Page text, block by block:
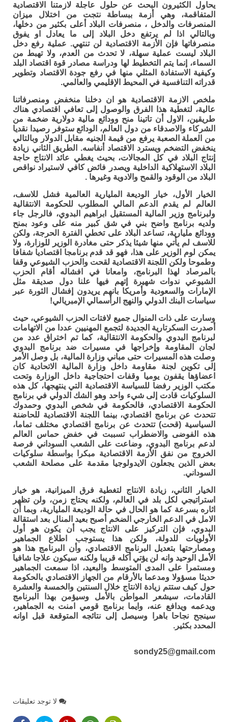
يحاول الكثيرون البحث عن حلول عاجلة لازمتنا الاقتصادية
المتفاقمة، وهي أزمة ببساطة نتجت من اختلال ميزان
المنصرفات والدخل ، منصرفات البلاد أعلى بكثير من دخلها،
وبالتالي اذا لم يرتفع دخل البلاد إلى ما يعادل او يفوق
منصرفاتها فإن الأزمة الاقتصادية لن تنتهي. عملية رفع دخل
البلاد ليست عملية سهلة، لا تحدث من العدم، ولا تهبط من
السماء، إنما يتم التخطيط لها ودراسة مصادر قوة اقتصاد البلد
وكيفية الاستفادة المثلي منها في رفع جودة الاقتصاد وتطوير
قدراته التنافسية في المحيط الإقليمي والعالمي.
ملخص الازمة الاقتصادية هو ان دخلنا منخفض ومنصرفاتنا
عالية، لتغطية هذا الفرق والوصول إلى تعافي اقتصادي هناك
طريقين، الاول أن تاتينا منح وودائع مالية دولارية ضخمة من
الشركاء والاصدقاء من دول العالم، الودائع ستوفر رصيدا نقديا
من العملة الصعبة يرفع من قيمة الجنيه مقابل الدولار وبالتالي
ينخفض التضخم ويسترد الاقتصاد أنفاسه. الطريق الثاني زيادة
إنتاج البلاد في كل المجالات، بحيث يغطي عائد الانتاج حاجة
البلاد الاستهلاكية الداخلية ويصدر فائض كافي لاستيراد نواقص
البلاد من الوقود والقمح والادوية وغيرها .
الخيار الأول، خيار الوديعة المليارية العالمية فشل للاسف،
العالم لم يقدم الدعم المالي المطلوب للحكومة الانتقالية
ولبرنامج وزير المالية المستقيل ابراهيم البدوي، فالرجل جاء
ولديه برنامج واضح بني في شق كبير منه على وعود بمنح
وودائع مليارية، تساعد البلاد على تخطي الفترة الحرجة، ولكن
للاسف لم يأتي منها شيئا يذكر حتى مغادرة الوزير للوزارة، ولا
يمكن لوم الوزير على هذا، فهو قد قدم برنامجا اقتصاديا شفافا
وطموحا ولكن اللجنة الاقتصادية لقحت والحزب الشيوعي وقفا
بالمرصاد لهذا البرنامج، وامعانا في افشاله أقام الحزب
الشيوعي ندوات شهيرة إتهم فيها علنا دول صديقة مثل
الإمارات والسعودية وأمريكا بانهم يريدون إفشال الثورة عبر
سياسات البنك الدولي والنهج الرأسمالي الإمبريالي!
وسارت على ذات المنوال جميع لافتات الحزب الشيوعي، حيث
أصدرت السكرتارية الجديدة لتجمع المهنيين عددا من الاتهامات
لبرنامج البدوي والحكومة الانتقالية، كما تم اختراق عدد من
لجان المقاومة وإخراجها في مسيرات ضد برنامج البدوي
وصلت هذه المسيرات حتى مباني وزارة المالية، بل وصل الأمر
إلى تكوين لجنة مقاومة داخل وزارة المالية الاتحادية كان
اعضاؤها يقفون يوميا وقفات احتجاجية داخل الوزارة وتحت
مكتب الوزير رفضا للسياسة الاقتصادية التي ينتهجها، كل هذه
السلوكيات قادت إلى شيء واحد وهو الشك الدولي في برنامج
الحكومة الاقتصادي، فالحكومة في شخص البدوي وحمدوك
تتحدث عن برنامج اقتصادي، بينما اللجنة الاقتصادية للحاضنة
السياسية (قحت) تتحدث عن برنامج اقتصادي مختلف تماما،
هذه الفوضى والاضطراب تسببت في خفض حماس العالم
لدعم برنامج البدوي، وضاعت على الشعب السوداني فرصة
الخروج من نفق الأزمة الاقتصادية مبكرا بواسطة سلوكيات
بعض الذين يجعلون الايدولوجيا مقدمة على مصلحة الشعب
السوداني.
الخيار الثاني، زيادة الانتاج لتغطية فرق الميزانية، هو خيار
استراتيجي لكل بلد في العالم، ولكنه يحتاج زمن، ولن تظهر
اثاره بسرعة كما هو الحال في حالة الوديعة المليارية، وبما أن
الامل في الدعم الخارجي الضخم أصبح بعيد المنال بعد استقالة
البدوي، فإن التركيز على الانتاج يجب أن يكون هو أول
الأولويات للدولة، ولكن هذا يستوجب اطلاع الجماهير
ومصارحتها بتعديل البرنامج الاقتصادي، وأن البرنامج هذا هو
الأمل الوحيد وانه لن يؤتي أكله قريبا ولكنه سيكون علاجا شافيا
ومستمرا على المدى المتوسط والبعيد، اذا سمعت الجماهير
حديثا مسؤولا ومدعما بالأرقام من الجهاز الاقتصادي بالحكومة
حول كيف ستتم زيادة الانتاج خلال السنتين والخمسة والعشرة
القادمات، سيشعر المواطن بالأمل وسيؤمن بهذا البرنامج
ويدعمه ويدافع عنه، وايما برنامج قومي امنت به الجماهير،
سينجح نجاحا باهرا وسيصل إلى نتائجه المتوقعة قبل اوانه
المحدد بكثير.
sondy25@gmail.com
لا توجد تعليقات